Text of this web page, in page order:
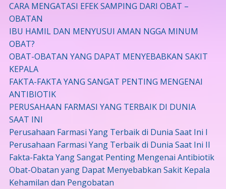
CARA MENGATASI EFEK SAMPING DARI OBAT –
OBATAN
IBU HAMIL DAN MENYUSUI AMAN NGGA MINUM
OBAT?
OBAT-OBATAN YANG DAPAT MENYEBABKAN SAKIT
KEPALA
FAKTA-FAKTA YANG SANGAT PENTING MENGENAI
ANTIBIOTIK
PERUSAHAAN FARMASI YANG TERBAIK DI DUNIA
SAAT INI
Perusahaan Farmasi Yang Terbaik di Dunia Saat Ini I
Perusahaan Farmasi Yang Terbaik di Dunia Saat Ini II
Fakta-Fakta Yang Sangat Penting Mengenai Antibiotik
Obat-Obatan yang Dapat Menyebabkan Sakit Kepala
Kehamilan dan Pengobatan